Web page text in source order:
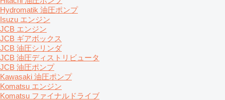
Hydromatik 油圧ポンプ
Isuzu エンジン
JCB エンジン
JCB ギアボックス
JCB 油圧シリンダ
JCB 油圧ディストリビュータ
JCB 油圧ポンプ
Kawasaki 油圧ポンプ
Komatsu エンジン
Komatsu ファイナルドライブ